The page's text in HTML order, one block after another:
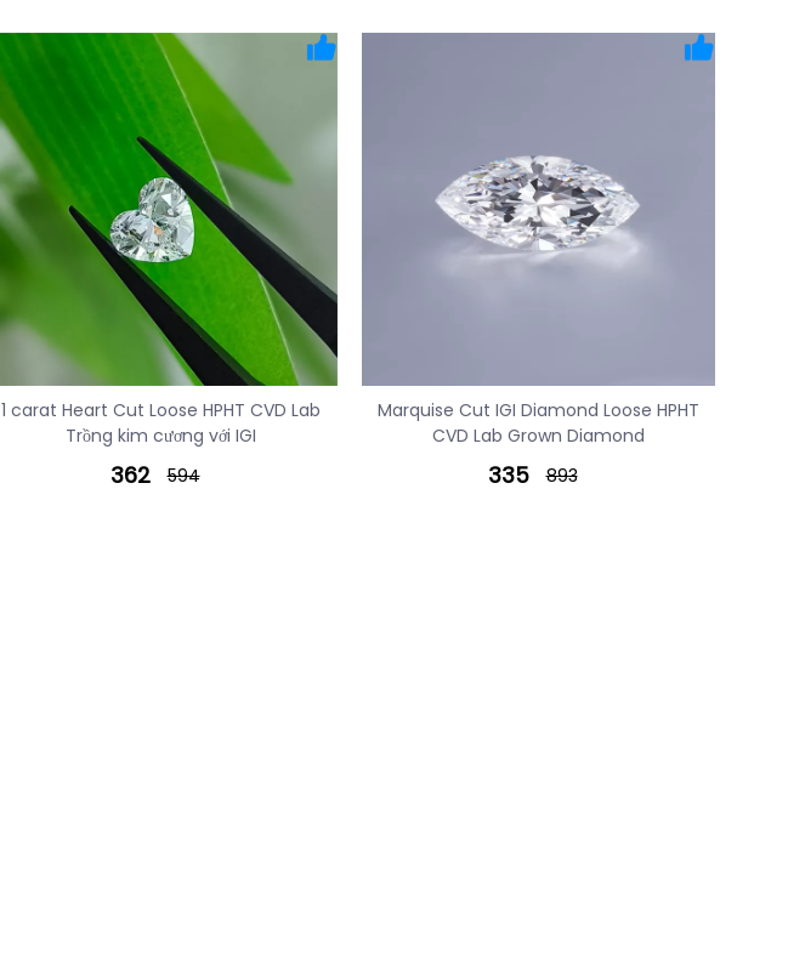
1 carat Heart Cut Loose HPHT CVD Lab
Trồng kim cương với IGI
362 594
Marquise Cut IGI Diamond Loose HPHT
CVD Lab Grown Diamond
335 893